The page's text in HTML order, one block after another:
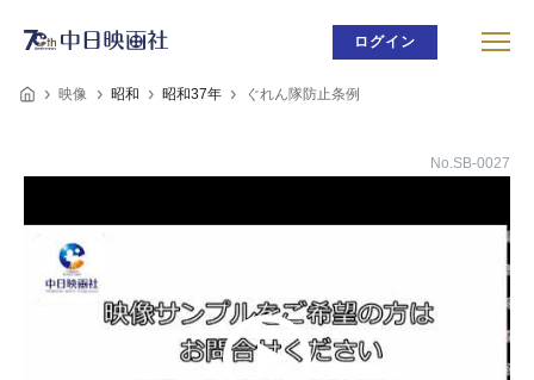
ログイン
映像 昭和 昭和37年 ぐれん隊防止条例
No.SB-0027